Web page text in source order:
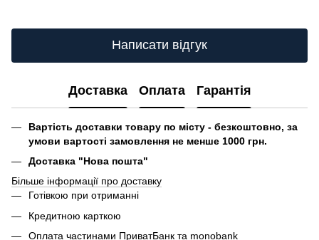
Написати відгук
Доставка Оплата Гарантія
Вартість доставки товару по місту - безкоштовно, за
умови вартості замовлення не менше 1000 грн.
Доставка "Нова пошта"
Більше інформації про доставку
Готівкою при отриманні
Кредитною карткою
Оплата частинами ПриватБанк та monobank